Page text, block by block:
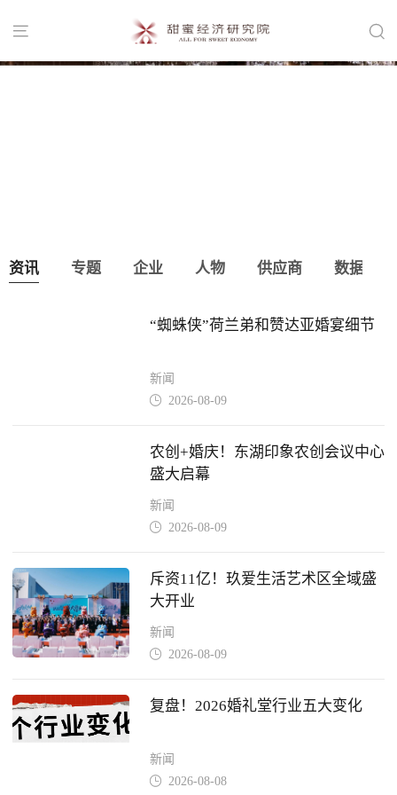
 
资讯 专题 企业 人物 供应商 数据
“蜘蛛侠”荷兰弟和赞达亚婚宴细节
新闻
 2026-08-09
农创+婚庆！东湖印象农创会议中心
盛大启幕
新闻
 2026-08-09
斥资11亿！玖爱生活艺术区全域盛
大开业
新闻
 2026-08-09
复盘！2026婚礼堂行业五大变化
新闻
 2026-08-08